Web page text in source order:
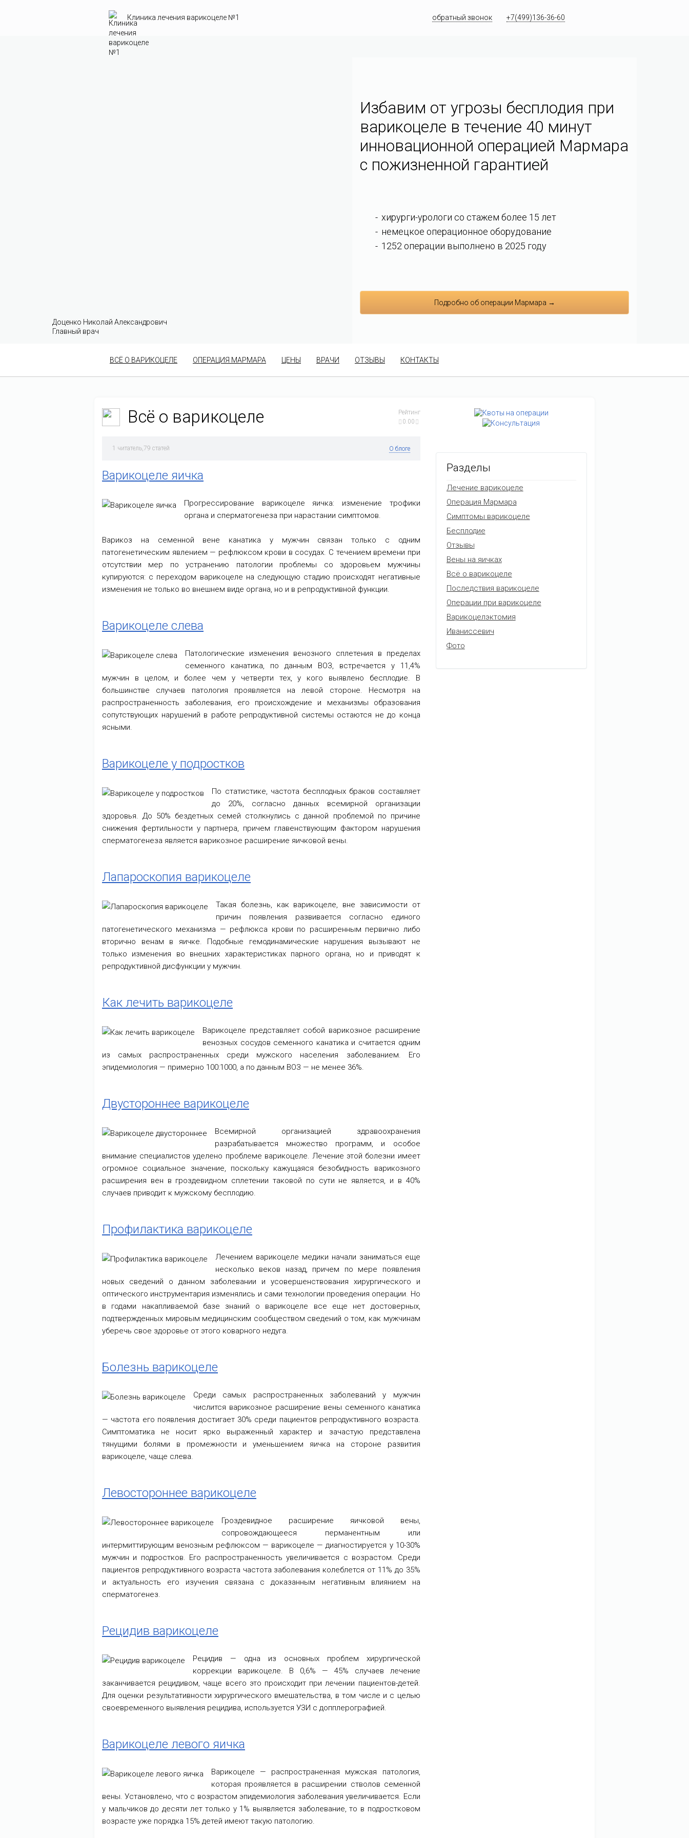
Клиника лечения варикоцеле №1 обратный звонок +7(499)136-36-60
Избавим от угрозы бесплодия при
варикоцеле в течение 40 минут
инновационной операцией Мармара
c пожизненной гарантией
хирурги-урологи со стажем более 15 лет
немецкое операционное оборудование
1252 операции выполнено в 2025 году
Подробно об операции Мармара →
Доценко Николай Александрович
Главный врач
ВСЁ О ВАРИКОЦЕЛЕ ОПЕРАЦИЯ МАРМАРА ЦЕНЫ ВРАЧИ ОТЗЫВЫ КОНТАКТЫ
Рейтинг
0.00
Всё о варикоцеле
1 читатель,79 статей О блоге
Варикоцеле яичка
Прогрессирование варикоцеле яичка: изменение трофики
органа и сперматогенеза при нарастании симптомов.
Варикоз на семенной вене канатика у мужчин связан только с одним
патогенетическим явлением — рефлюксом крови в сосудах. С течением времени при
отсутствии мер по устранению патологии проблемы со здоровьем мужчины
купируются: с переходом варикоцеле на следующую стадию происходят негативные
изменения не только во внешнем виде органа, но и в репродуктивной функции.
Варикоцеле слева
Патологические изменения венозного сплетения в пределах
семенного канатика, по данным ВОЗ, встречается у 11,4%
мужчин в целом, и более чем у четверти тех, у кого выявлено бесплодие. В
большинстве случаев патология проявляется на левой стороне. Несмотря на
распространенность заболевания, его происхождение и механизмы образования
сопутствующих нарушений в работе репродуктивной системы остаются не до конца
ясными.
Варикоцеле у подростков
По статистике, частота бесплодных браков составляет
до 20%, согласно данных всемирной организации
здоровья. До 50% бездетных семей столкнулись с данной проблемой по причине
снижения фертильности у партнера, причем главенствующим фактором нарушения
сперматогенеза является варикозное расширение яичковой вены.
Лапароскопия варикоцеле
Такая болезнь, как варикоцеле, вне зависимости от
причин появления развивается согласно единого
патогенетического механизма — рефлюкса крови по расширенным первично либо
вторично венам в яичке. Подобные гемодинамические нарушения вызывают не
только изменения во внешних характеристиках парного органа, но и приводят к
репродуктивной дисфункции у мужчин.
Как лечить варикоцеле
Варикоцеле представляет собой варикозное расширение
венозных сосудов семенного канатика и считается одним
из самых распространенных среди мужского населения заболеванием. Его
эпидемиология — примерно 100:1000, а по данным ВОЗ — не менее 36%.
Двустороннее варикоцеле
Всемирной организацией здравоохранения
разрабатывается множество программ, и особое
внимание специалистов уделено проблеме варикоцеле. Лечение этой болезни имеет
огромное социальное значение, поскольку кажущаяся безобидность варикозного
расширения вен в гроздевидном сплетении таковой по сути не является, и в 40%
случаев приводит к мужскому бесплодию.
Профилактика варикоцеле
Лечением варикоцеле медики начали заниматься еще
несколько веков назад, причем по мере появления
новых сведений о данном заболевании и усовершенствования хирургического и
оптического инструментария изменялись и сами технологии проведения операции. Но
в годами накапливаемой базе знаний о варикоцеле все еще нет достоверных,
подтвержденных мировым медицинским сообществом сведений о том, как мужчинам
уберечь свое здоровье от этого коварного недуга.
Болезнь варикоцеле
Среди самых распространенных заболеваний у мужчин
числится варикозное расширение вены семенного канатика
— частота его появления достигает 30% среди пациентов репродуктивного возраста.
Симптоматика не носит ярко выраженный характер и зачастую представлена
тянущими болями в промежности и уменьшением яичка на стороне развития
варикоцеле, чаще слева.
Левостороннее варикоцеле
Гроздевидное расширение яичковой вены,
сопровождающееся перманентным или
интермиттирующим венозным рефлюксом — варикоцеле — диагностируется у 10-30%
мужчин и подростков. Его распространенность увеличивается с возрастом. Среди
пациентов репродуктивного возраста частота заболевания колеблется от 11% до 35%
и актуальность его изучения связана с доказанным негативным влиянием на
сперматогенез.
Рецидив варикоцеле
Рецидив — одна из основных проблем хирургической
коррекции варикоцеле. В 0,6% — 45% случаев лечение
заканчивается рецидивом, чаще всего это происходит при лечении пациентов-детей.
Для оценки результативности хирургического вмешательства, в том числе и с целью
своевременного выявления рецидива, используется УЗИ с допплерографией.
Варикоцеле левого яичка
Варикоцеле — распространенная мужская патология,
которая проявляется в расширении стволов семенной
вены. Установлено, что с возрастом эпидемиология заболевания увеличивается. Если
у мальчиков до десяти лет только у 1% выявляется заболевание, то в подростковом
возрасте уже порядка 15% детей имеют такую патологию.
Разделы
Лечение варикоцеле
Операция Мармара
Симптомы варикоцеле
Бесплодие
Отзывы
Вены на яичках
Всё о варикоцеле
Последствия варикоцеле
Операции при варикоцеле
Варикоцелэктомия
Иваниссевич
Фото